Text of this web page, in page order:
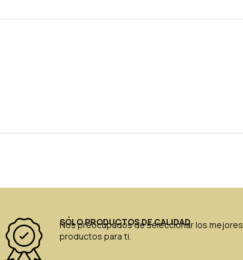
SÓLO PRODUCTOS DE CALIDAD
Nos preocupados de seleccionar los mejores
productos para ti.